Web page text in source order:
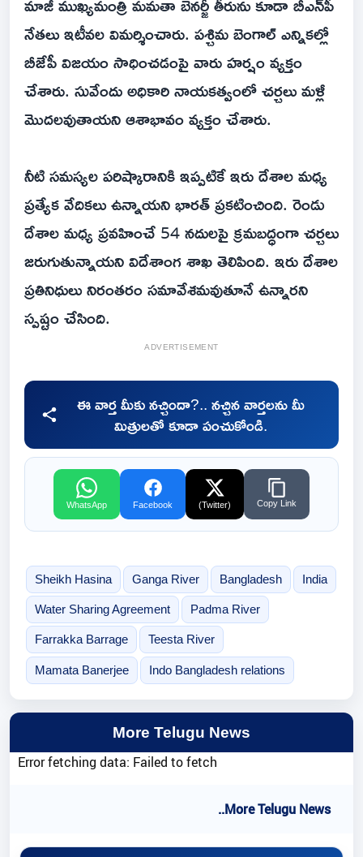
నేతలు ఇటీవల విమర్శించారు. పశ్చిమ బెంగాల్ ఎన్నికల్లో
బీజేపీ విజయం సాధించడంపై వారు హర్షం వ్యక్తం
చేశారు. సువేందు అధికారి నాయకత్వంలో చర్చలు మళ్లీ
మొదలవుతాయని ఆశాభావం వ్యక్తం చేశారు.
నీటి సమస్యల పరిష్కారానికి ఇప్పటికే ఇరు దేశాల మధ్య
ప్రత్యేక వేదికలు ఉన్నాయని భారత్ ప్రకటించింది. రెండు
దేశాల మధ్య ప్రవహించే 54 నదులపై క్రమబద్ధంగా చర్చలు
జరుగుతున్నాయని విదేశాంగ శాఖ తెలిపింది. ఇరు దేశాల
ప్రతినిధులు నిరంతరం సమావేశమవుతూనే ఉన్నారని
స్పష్టం చేసింది.
ADVERTISEMENT
ఈ వార్త మీకు నచ్చిందా?.. నచ్చిన వార్తలను మీ
మిత్రులతో కూడా పంచుకోండి.
WhatsApp Facebook (Twitter) Copy Link
Sheikh Hasina Ganga River Bangladesh India
Water Sharing Agreement Padma River
Farrakka Barrage Teesta River
Mamata Banerjee Indo Bangladesh relations
More Telugu News
Error fetching data: Failed to fetch
..More Telugu News